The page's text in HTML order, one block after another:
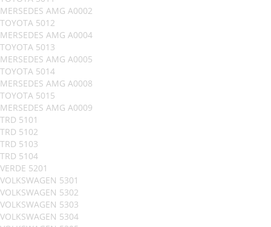
MERSEDES AMG A0002
TOYOTA 5012
MERSEDES AMG A0004
TOYOTA 5013
MERSEDES AMG A0005
TOYOTA 5014
MERSEDES AMG A0008
TOYOTA 5015
MERSEDES AMG A0009
TRD 5101
TRD 5102
TRD 5103
TRD 5104
VERDE 5201
VOLKSWAGEN 5301
VOLKSWAGEN 5302
VOLKSWAGEN 5303
VOLKSWAGEN 5304